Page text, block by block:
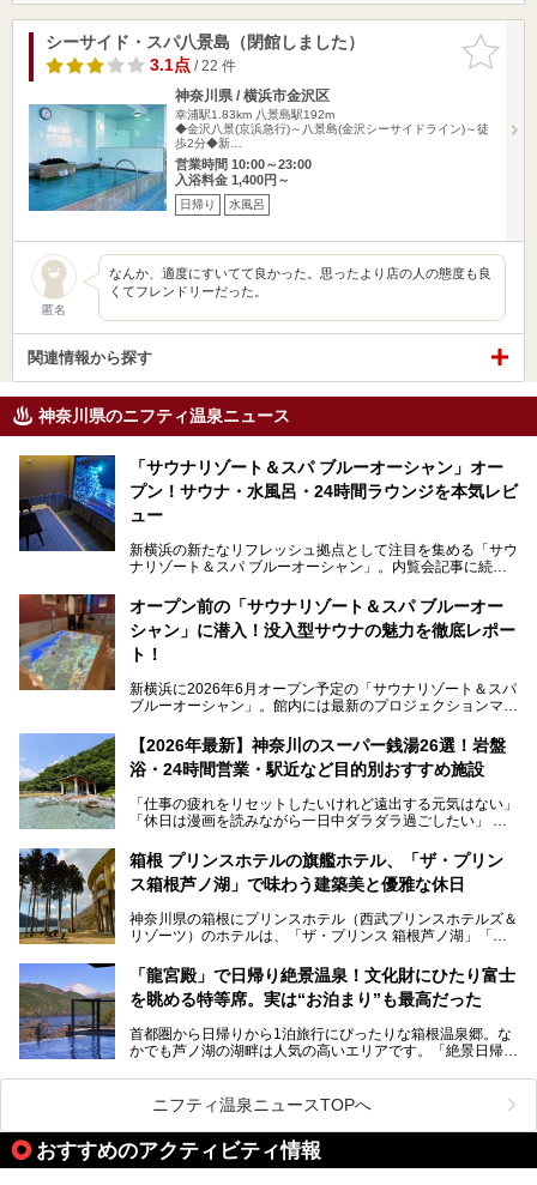
お気に入
りに追加
シーサイド・スパ八景島（閉館しました）
3.1点/ 22 件
神奈川県 / 横浜市金沢区
幸浦駅1.83km 八景島駅192m
◆金沢八景(京浜急行)～八景島(金沢シーサイドライン)～徒
歩2分◆新…
営業時間 10:00～23:00
入浴料金 1,400円～
日帰り 水風呂
匿名
なんか、適度にすいてて良かった。思ったより店の人の態度も良
くてフレンドリーだった。
関連情報から探す
神奈川県のニフティ温泉ニュース
「サウナリゾート＆スパ ブルーオーシャン」オー
プン！サウナ・水風呂・24時間ラウンジを本気レビ
ュー
新横浜の新たなリフレッシュ拠点として注目を集める「サウ
ナリゾート＆スパ ブルーオーシャン」。内覧会記事に続
す。サウナや水風呂の気持ちよさはもちろん、リラックスス
ペースの過ごしやすさまで徹底チェック。新横浜エリアで日
常の疲れをリセットしたい人、ライブやスポーツ観戦遠征組
は必見です。
オープン前の「サウナリゾート＆スパ ブルーオー
シャン」に潜入！没入型サウナの魅力を徹底レポー
ト！
新横浜に2026年6月オープン予定の「サウナリゾート＆スパ
ブルーオーシャン」。館内には最新のプロジェクションマッ
的な“没入感（イマーシブ）”を体験できます。
今回は、そんな大注目の施設に一足先にお邪魔し、その全貌
を見学させていただきました！
サウナ室の中に咲き誇る桜、魚たちが泳ぐ水風呂、そしてバ
リのビーチを思わせる休憩スペース…。驚きの連続だった館
内の様子をレポートします！
【2026年最新】神奈川のスーパー銭湯26選！岩盤
浴・24時間営業・駅近など目的別おすすめ施設
「仕事の疲れをリセットしたいけれど遠出する元気はない」
「休日は漫画を読みながら一日中ダラダラ過ごしたい」
たい」
そんな「癒やされたい」という願いを叶えてくれるのが、神
神奈川県には、サウナや岩盤浴、一日中遊べるエンタメ施設
など、“非日常”を味わえるスーパー銭湯が数多く揃っていま
う」という人も多いはず。
そこで今回は、神奈川県内の人気施設26選を「安さ」「岩
業」「駅近」など、目的別に厳選して紹介します。
今の気分にぴったりの施設を見つけて、最高のリフレッシュ
箱根 プリンスホテルの旗艦ホテル、「ザ・プリン
ス箱根芦ノ湖」で味わう建築美と優雅な休日
神奈川県の箱根にプリンスホテル（西武プリンスホテルズ＆
リゾーツ）のホテルは、「ザ・プリンス 箱根芦ノ湖」「芦
「箱根仙石原プリンスホテル」と4軒あり、今回ご紹介する
「ザ・プリンス 箱根芦ノ湖」は、その中でもフラッグシッ
プ（旗艦）に位置づけられる特別なホテルです。
昭和の日本を代表する建築家の一人、村野藤吾が芦ノ湖の畔
に建てた桃源郷のようなホテルがここ。自家源泉の温泉や、
提供元：株式会社西武・プリンスホテルズワールドワイド
【PR】
この記事はザ・プリンス 箱根芦ノ湖のPR記事です。
「龍宮殿」で日帰り絶景温泉！文化財にひたり富士
を眺める特等席。実は“お泊まり”も最高だった
首都圏から日帰りから1泊旅行にぴったりな箱根温泉郷。な
かでも芦ノ湖の湖畔は人気の高いエリアです。「絶景日帰り
が楽しめるまさに眺望自慢の日帰り温泉。
そしてここは全24室の「箱根 芦ノ湖畔蛸川温泉 龍宮殿」と
して宿泊もできます。宿泊者は「龍宮殿本館」の営業時間に
加えて、朝6時からの宿泊者専用時間帯にも「龍宮殿本館」
のお風呂が利用できます。
ニフティ温泉ニュースTOPへ
おすすめのアクティビティ情報